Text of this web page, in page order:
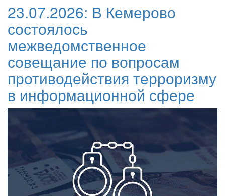
23.07.2026: В Кемерово
состоялось
межведомственное
совещание по вопросам
противодействия терроризму
в информационной сфере